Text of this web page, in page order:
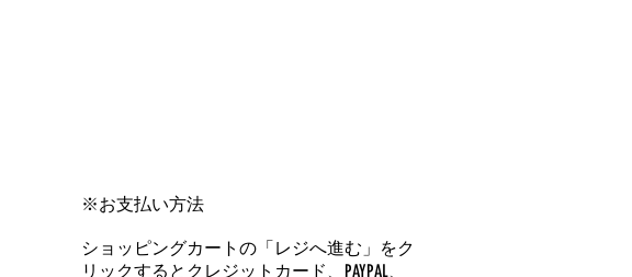
※お支払い方法
ショッピングカートの「レジへ進む」をク
リックするとクレジットカード、PAYPAL、